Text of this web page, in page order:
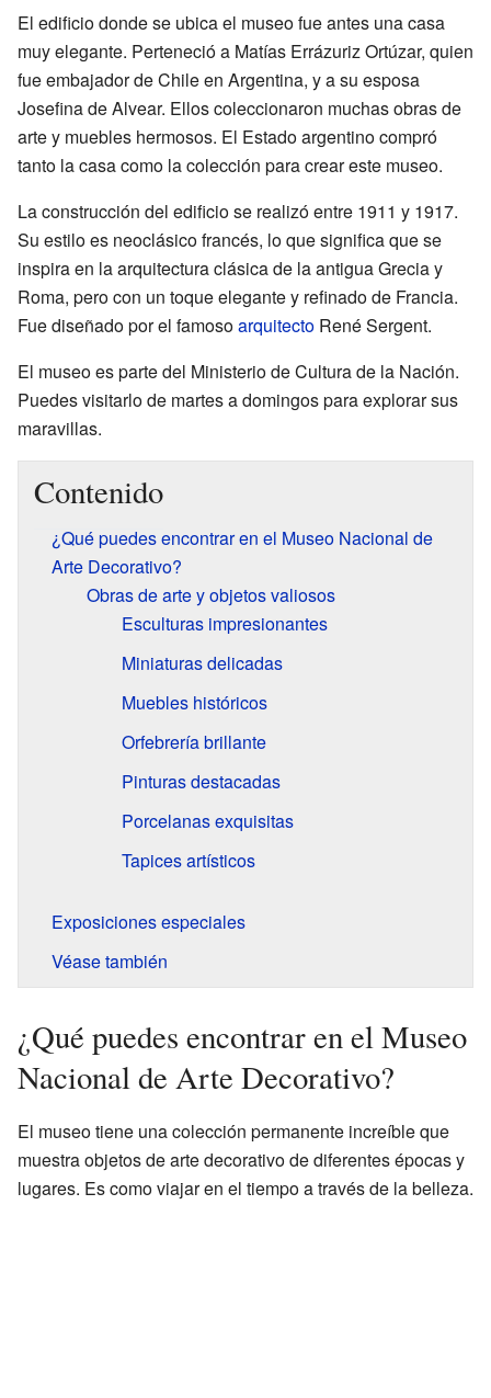
El edificio donde se ubica el museo fue antes una casa
muy elegante. Perteneció a Matías Errázuriz Ortúzar, quien
fue embajador de Chile en Argentina, y a su esposa
Josefina de Alvear. Ellos coleccionaron muchas obras de
arte y muebles hermosos. El Estado argentino compró
tanto la casa como la colección para crear este museo.
La construcción del edificio se realizó entre 1911 y 1917.
Su estilo es neoclásico francés, lo que significa que se
inspira en la arquitectura clásica de la antigua Grecia y
Roma, pero con un toque elegante y refinado de Francia.
Fue diseñado por el famosoarquitecto René Sergent.
El museo es parte del Ministerio de Cultura de la Nación.
Puedes visitarlo de martes a domingos para explorar sus
maravillas.
Contenido
¿Qué puedes encontrar en el Museo Nacional de
Arte Decorativo?
Obras de arte y objetos valiosos
Esculturas impresionantes
Miniaturas delicadas
Muebles históricos
Orfebrería brillante
Pinturas destacadas
Porcelanas exquisitas
Tapices artísticos
Exposiciones especiales
Véase también
¿Qué puedes encontrar en el Museo
Nacional de Arte Decorativo?
El museo tiene una colección permanente increíble que
muestra objetos de arte decorativo de diferentes épocas y
lugares. Es como viajar en el tiempo a través de la belleza.